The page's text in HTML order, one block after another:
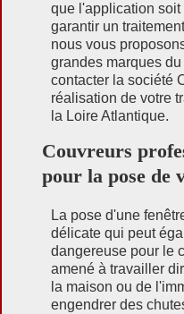
que l'application
garantir un
nous vous
grandes marques
contacter la société
réalisation de votre
la Loire Atlantique.
Couvreurs
pour la pose de
La pose d'une
délicate qui peut
dangereuse pour le
amené à travailler
la maison ou de
engendrer des